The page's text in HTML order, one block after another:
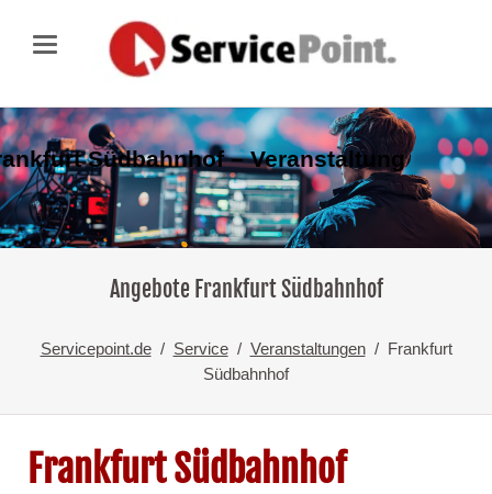
Südbahnhof – Veranstaltung
Angebote Frankfurt Südbahnhof
Servicepoint.de Service Veranstaltungen
Frankfurt
Südbahnhof
Frankfurt Südbahnhof